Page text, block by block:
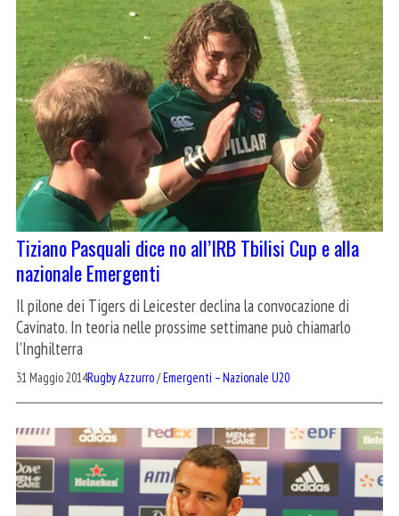
Tiziano Pasquali dice no all’IRB Tbilisi Cup e alla
nazionale Emergenti
Il pilone dei Tigers di Leicester declina la convocazione di
Cavinato. In teoria nelle prossime settimane può chiamarlo
l'Inghilterra
31 Maggio 2014Rugby Azzurro/Emergenti – Nazionale U20